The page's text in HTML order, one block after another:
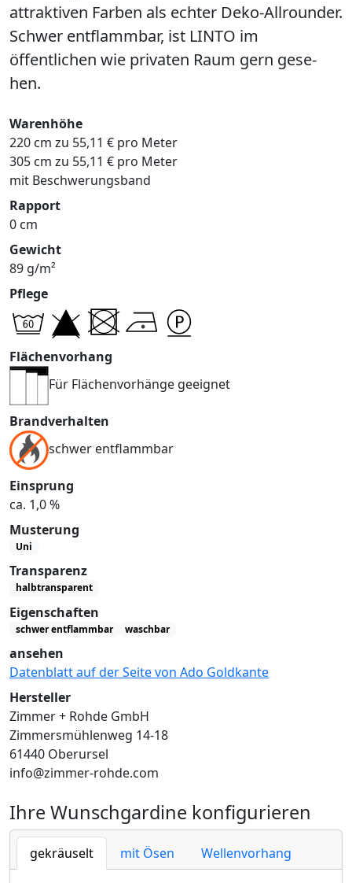
attraktiven Farben als echter Deko-Allrounder.
Schwer entflammbar, ist LINTO im
öffentlichen wie privaten Raum gern gese-
hen.
Warenhöhe
220 cm zu 55,11 € pro Meter
305 cm zu 55,11 € pro Meter
mit Beschwerungsband
Rapport
0 cm
Gewicht
89 g/m²
Pflege
Flächenvorhang
Für Flächenvorhänge geeignet
Brandverhalten
schwer entflammbar
Einsprung
ca. 1,0 %
Musterung
Uni
Transparenz
halbtransparent
Eigenschaften
schwer entflammbar waschbar
ansehen
Datenblatt auf der Seite von Ado Goldkante
Hersteller
Zimmer + Rohde GmbH
Zimmersmühlenweg 14-18
61440 Oberursel
info@zimmer-rohde.com
Ihre Wunschgardine konfigurieren
gekräuselt mit Ösen Wellenvorhang